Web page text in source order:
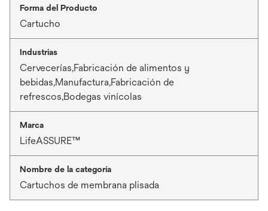
Forma del Producto
Cartucho
Industrias
Cervecerías,Fabricación de alimentos y
bebidas,Manufactura,Fabricación de
refrescos,Bodegas vinícolas
Marca
LifeASSURE™
Nombre de la categoría
Cartuchos de membrana plisada